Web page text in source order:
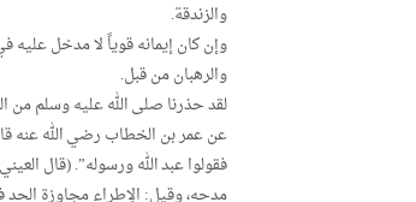
والزندقة.
وإن كان إيمانه قوياً لا مدخل عليه
والرهبان من قبل.
لقد حذرنا صلى الله عليه وسلم من
عن عمر بن الخطاب رضي الله عنه
مدحه، وقيل: الإطراء مجاوزة